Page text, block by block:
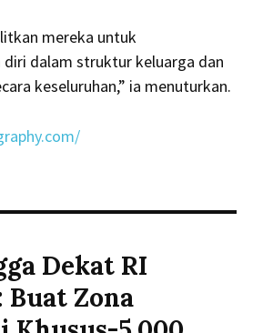
mereka untuk
dalam struktur keluarga dan
keseluruhan,” ia menuturkan.
Dekat RI
Buat Zona